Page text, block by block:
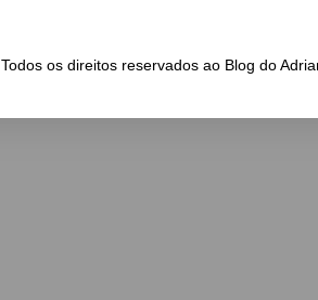
Todos os direitos reservados ao Blog do